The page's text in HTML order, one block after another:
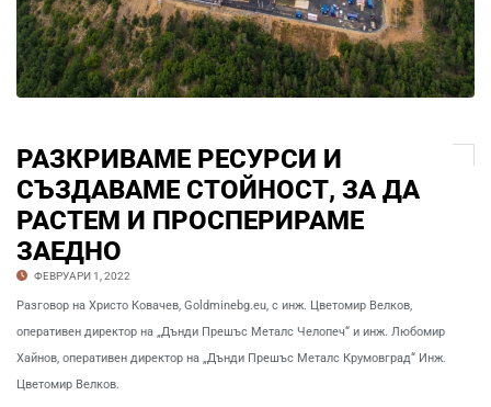
РАЗКРИВАМЕ РЕСУРСИ И
СЪЗДАВАМЕ СТОЙНОСТ, ЗА ДА
РАСТЕМ И ПРОСПЕРИРАМЕ
ЗАЕДНО
ФЕВРУАРИ 1, 2022
Разговор на Христо Ковачев, Goldminebg.eu, с инж. Цветомир Велков,
оперативен директор на „Дънди Прешъс Металс Челопеч“ и инж. Любомир
Хайнов, оперативен директор на „Дънди Прешъс Металс Крумовград“ Инж.
Цветомир Велков.